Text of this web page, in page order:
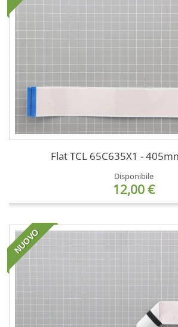
Flat TCL 65C635X1 -
Disponibile
12,00 €
NUOVO